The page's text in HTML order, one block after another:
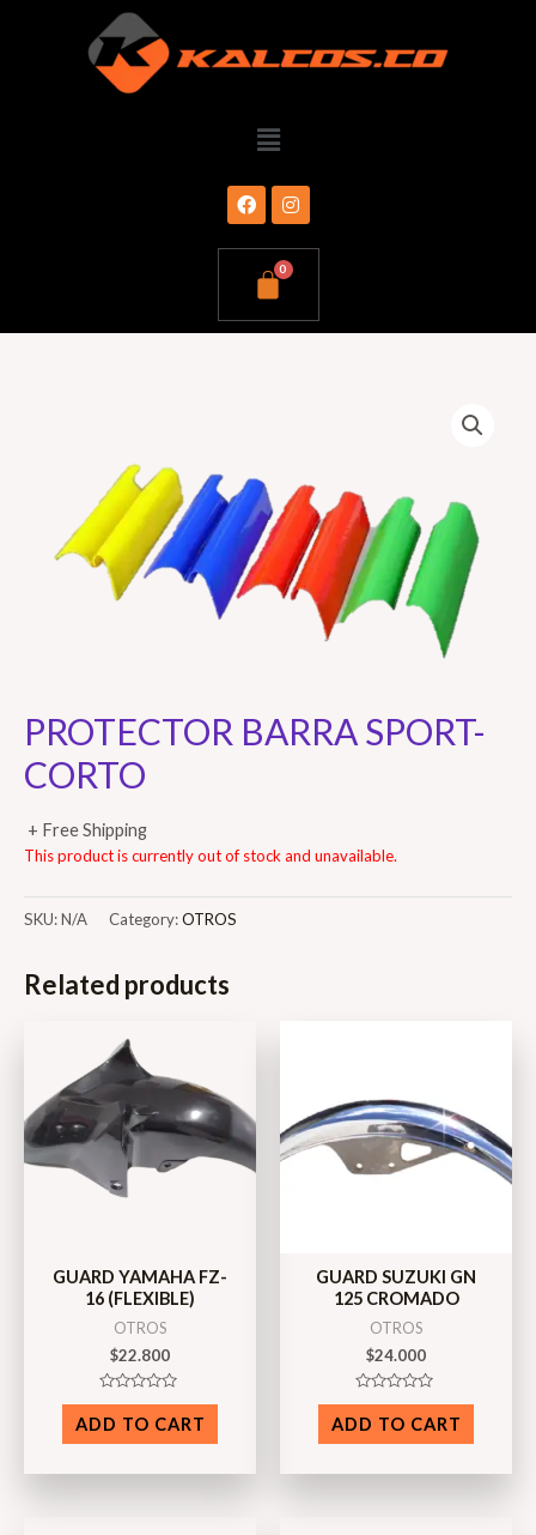
PROTECTOR BARRA SPORT-
CORTO
+ Free Shipping
This product is currently out of stock and unavailable.
SKU:N/A Category:OTROS
Related products
GUARD YAMAHA FZ-
16 (FLEXIBLE)
OTROS
$22.800
Rated
0
out
of
ADD TO CART
GUARD SUZUKI GN
125 CROMADO
OTROS
$24.000
Rated
0
out
of
ADD TO CART